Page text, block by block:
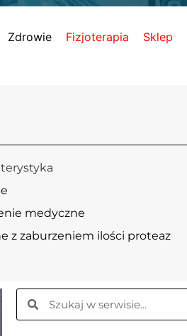
Zdrowie Fizjoterapia Sklep
medyczne
z zaburzeniem ilości proteaz